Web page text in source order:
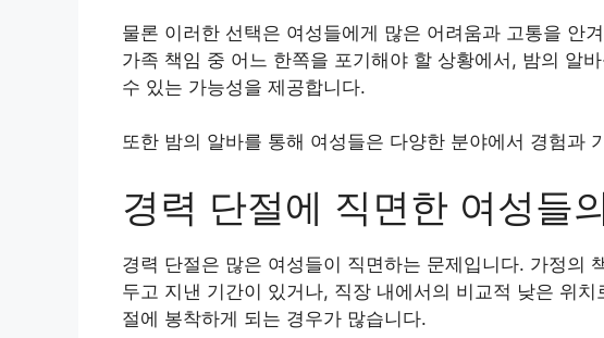
물론 이러한 선택은 여성들에게 많은 어려움과 고통을 안
가족 책임 중 어느 한쪽을 포기해야 할 상황에서, 밤의 알
수 있는 가능성을 제공합니다.
또한 밤의 알바를 통해 여성들은 다양한 분야에서 경험과
경력 단절에 직면한 여성들
경력 단절은 많은 여성들이 직면하는 문제입니다. 가정의
두고 지낸 기간이 있거나, 직장 내에서의 비교적 낮은 위
절에 봉착하게 되는 경우가 많습니다.